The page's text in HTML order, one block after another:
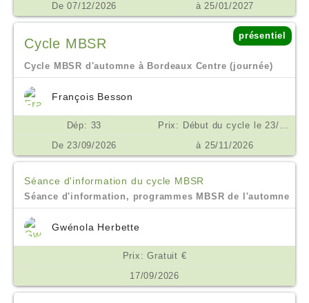
De 07/12/2026
à 25/01/2027
Cycle MBSR
présentiel
Cycle MBSR d'automne à Bordeaux Centre (journée)
François Besson
Dép: 33
Prix: Début du cycle le 23/09/2026. Prix 450€ inclusif de toutes les séances, enregistrements et supports. Prix spécial pour les inscriptions en droits à formation et pour les étudiants et demandeurs d'emploi. Possibilité de financement OPCO, AGEFICE, FIFPL €
De 23/09/2026
à 25/11/2026
Séance d'information du cycle MBSR
Séance d'information, programmes MBSR de l'automne
Gwénola Herbette
Prix: Gratuit €
17/09/2026